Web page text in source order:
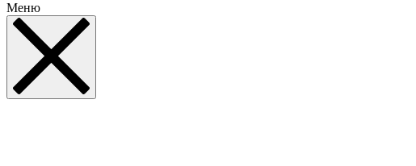
Меню